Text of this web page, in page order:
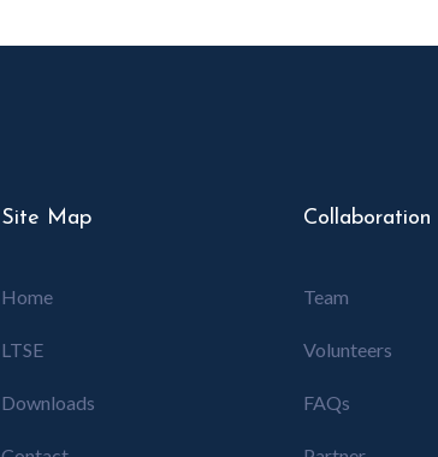
Site Map
Home
LTSE
Downloads
Collaboration
Team
Volunteers
FAQs